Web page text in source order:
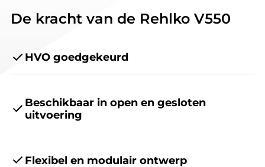
De kracht van de Rehlko V550
HVO goedgekeurd
Beschikbaar in open en gesloten
uitvoering
Flexibel en modulair ontwerp